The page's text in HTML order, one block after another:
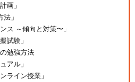
画」
」
ス ～傾向と対策〜」
試験」
勉強方法
アル」
ライン授業」